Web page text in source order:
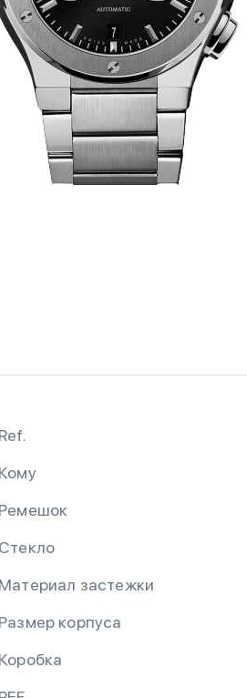
Ref.
Кому
Ремешок
Стекло
Материал застежки
Размер корпуса
Коробка